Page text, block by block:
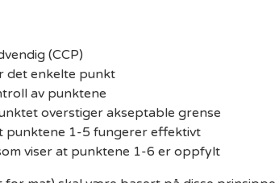
(CCP)
det enkelte punkt
av punktene
overstiger akseptable grense
punktene 1-5 fungerer effektivt
viser at punktene 1-6 er oppfylt